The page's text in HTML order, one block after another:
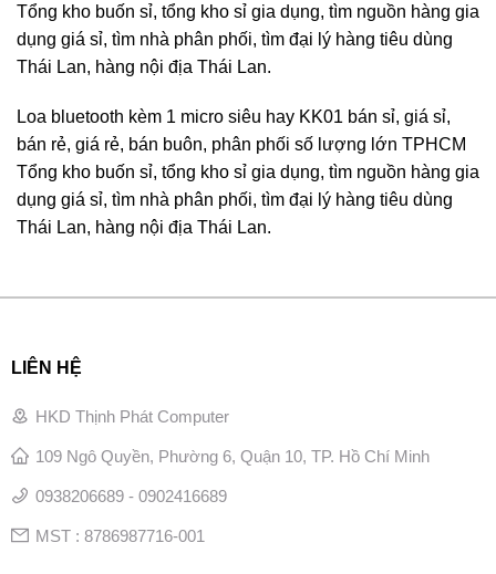
Tổng kho buốn sỉ, tổng kho sỉ gia dụng, tìm nguồn hàng gia
dụng giá sỉ, tìm nhà phân phối, tìm đại lý hàng tiêu dùng
Thái Lan, hàng nội địa Thái Lan.
Loa bluetooth kèm 1 micro siêu hay KK01 bán sỉ, giá sỉ,
bán rẻ, giá rẻ, bán buôn, phân phối số lượng lớn TPHCM
Tổng kho buốn sỉ, tổng kho sỉ gia dụng, tìm nguồn hàng gia
dụng giá sỉ, tìm nhà phân phối, tìm đại lý hàng tiêu dùng
Thái Lan, hàng nội địa Thái Lan.
LIÊN HỆ
HKD Thịnh Phát Computer
109 Ngô Quyền, Phường 6, Quận 10, TP. Hồ Chí Minh
0938206689 - 0902416689
MST : 8786987716-001